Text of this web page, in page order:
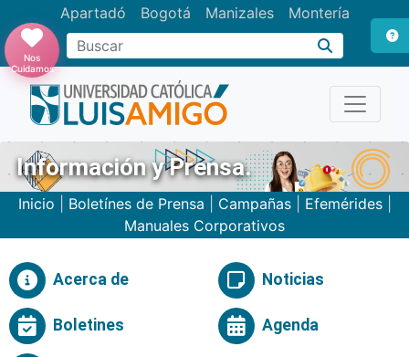
Apartadó Bogotá Manizales Montería
Buscar
Nos
Cuidamos
Información y Prensa.
Inicio Boletínes de Prensa Campañas| Efemérides|
Manuales Corporativos
Acerca de Noticias
Boletines Agenda